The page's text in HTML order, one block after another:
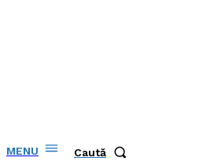
MENU Caută